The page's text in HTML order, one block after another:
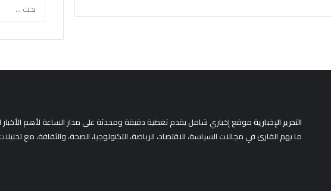
التحرير الإخباريةموقع إخباري شامل يقدم تغطية دقيقة ومحدثة على مدار الساعة لأهم الأخبار
ما يهم القارئ في مجالات السياسة، الاقتصاد، الرياضة، التكنولوجيا، الصحة، والثقافة، مع